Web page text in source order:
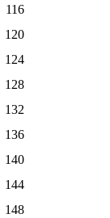
116
120
124
128
132
136
140
144
148